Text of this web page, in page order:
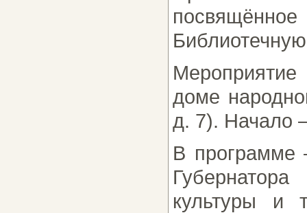
доме
д. 7). Начало
В программе
культуры и